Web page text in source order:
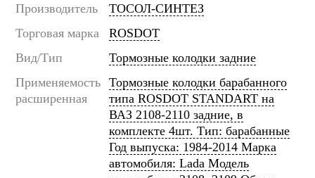
Производитель
ТОСОЛ-СИНТЕЗ
Торговая марка
ROSDOT
Вид/Тип
Тормозные колодки задние
Применяемость
расширенная
Тормозные колодки барабанного
типа ROSDOT STANDART на
ВАЗ 2108-2110 задние, в
комплекте 4шт. Тип: барабанные
Год выпуска: 1984-2014 Марка
автомобиля: Lada Модель